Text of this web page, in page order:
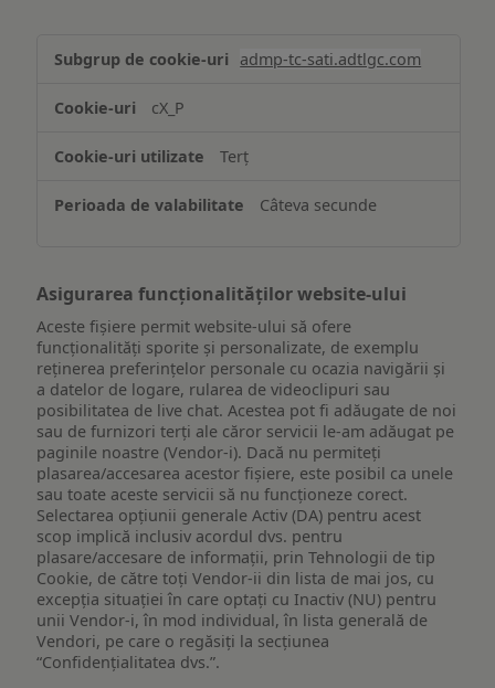
și/sau
informațiilor
pe
dispozitiv
admp-tc-sati.adtlgc.com
cX_P
Terț
Câteva secunde
Asigurarea funcționalităților website-ului
Aceste fișiere permit website-ului să ofere
funcționalități sporite și personalizate, de exemplu
reţinerea preferinţelor personale cu ocazia navigării și
a datelor de logare, rularea de videoclipuri sau
posibilitatea de live chat. Acestea pot fi adăugate de noi
sau de furnizori terți ale căror servicii le-am adăugat pe
paginile noastre (Vendor-i). Dacă nu permiteți
plasarea/accesarea acestor fișiere, este posibil ca unele
sau toate aceste servicii să nu funcționeze corect.
Selectarea opțiunii generale Activ (DA) pentru acest
scop implică inclusiv acordul dvs. pentru
plasare/accesare de informații, prin Tehnologii de tip
Cookie, de către toți Vendor-ii din lista de mai jos, cu
excepția situației în care optați cu Inactiv (NU) pentru
unii Vendor-i, în mod individual, în lista generală de
Vendori, pe care o regăsiți la secțiunea
“Confidențialitatea dvs.”.